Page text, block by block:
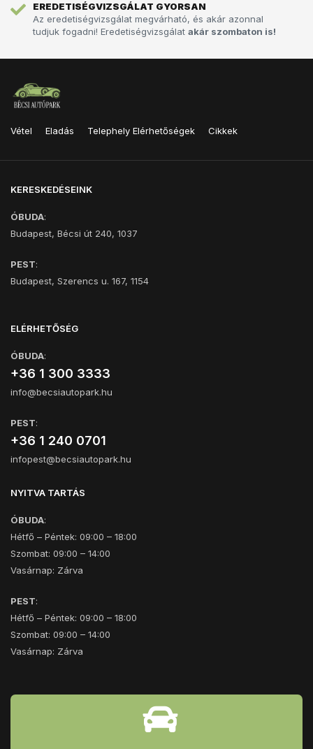
EREDETISÉGVIZSGÁLAT GYORSAN
Az eredetiségvizsgálat megvárható, és akár azonnal
tudjuk fogadni! Eredetiségvizsgálat akár szombaton is!
Vétel Eladás Telephely Elérhetőségek Cikkek
KERESKEDÉSEINK
ÓBUDA:
Budapest, Bécsi út 240, 1037
PEST:
Budapest, Szerencs u. 167, 1154
ELÉRHETŐSÉG
ÓBUDA:
+36 1 300 3333
info@becsiautopark.hu
PEST:
+36 1 240 0701
infopest@becsiautopark.hu
NYITVA TARTÁS
ÓBUDA:
Hétfő – Péntek: 09:00 – 18:00
Szombat: 09:00 – 14:00
Vasárnap: Zárva
PEST:
Hétfő – Péntek: 09:00 – 18:00
Szombat: 09:00 – 14:00
Vasárnap: Zárva